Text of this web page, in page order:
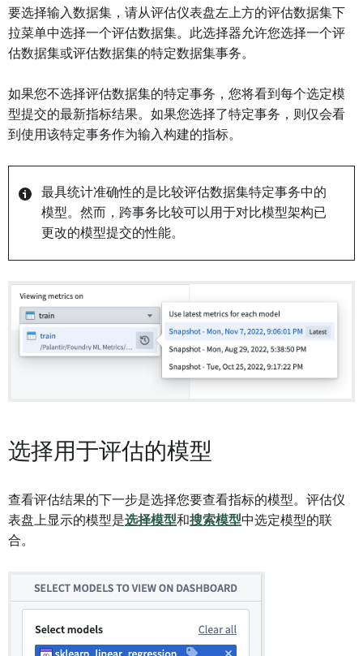
要选择输入数据集，请从评估仪表盘左上方的评估数据集下
拉菜单中选择一个评估数据集。此选择器允许您选择一个评
估数据集或评估数据集的特定数据集事务。
如果您不选择评估数据集的特定事务，您将看到每个选定模
型提交的最新指标结果。如果您选择了特定事务，则仅会看
到使用该特定事务作为输入构建的指标。
最具统计准确性的是比较评估数据集特定事务中的
模型。然而，跨事务比较可以用于对比模型架构已
更改的模型提交的性能。
选择用于评估的模型
查看评估结果的下一步是选择您要查看指标的模型。评估仪
表盘上显示的模型是选择模型和搜索模型中选定模型的联
合。